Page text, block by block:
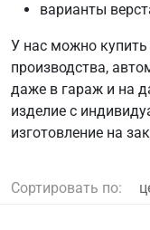
варианты
У нас можно
производства,
даже в гараж и на
изделие с
изготовление на
Сортировать по: